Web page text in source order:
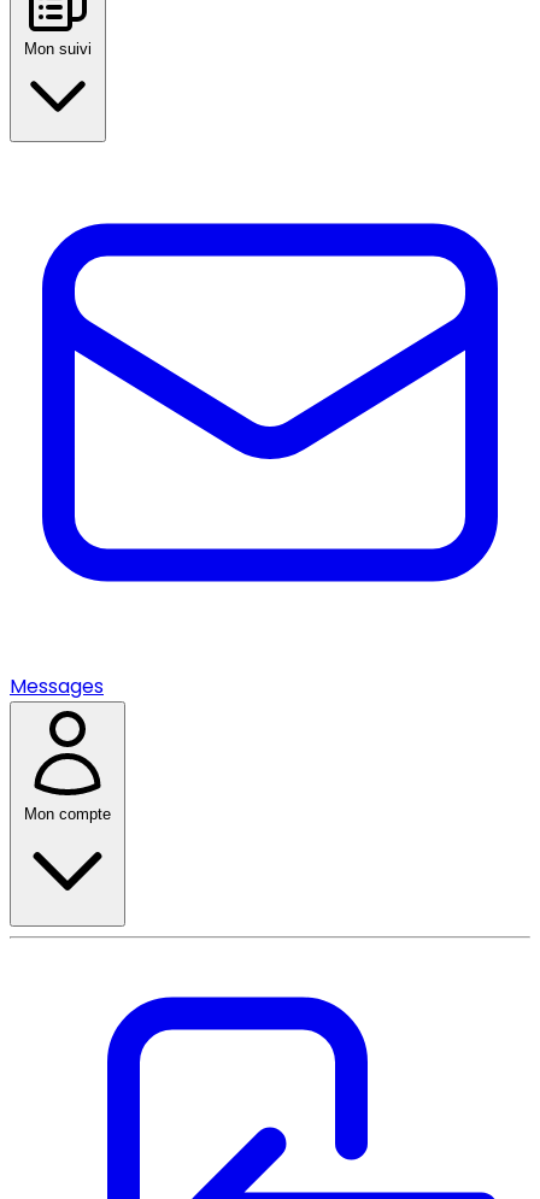
Mon suivi
Messages
Mon compte